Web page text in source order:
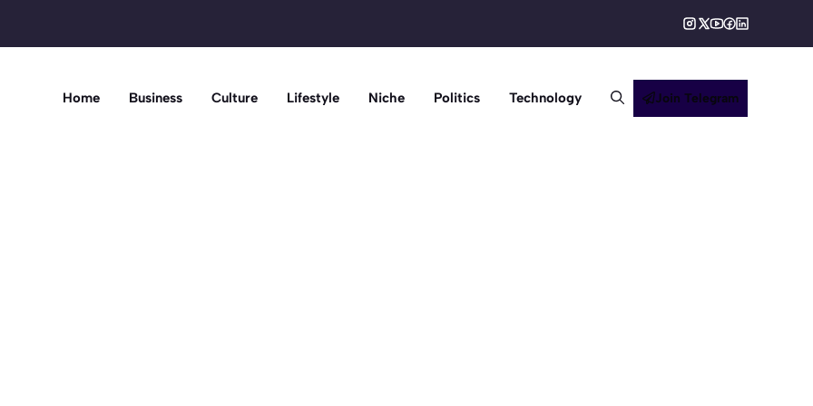
Home Business Culture Lifestyle Niche Politics Technology Join Telegram